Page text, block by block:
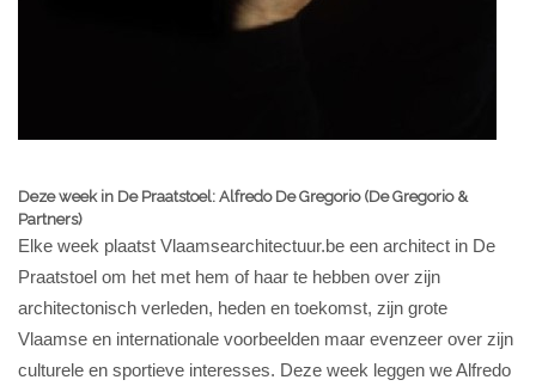
Deze week in De Praatstoel: Alfredo De Gregorio (De Gregorio &
Partners)
Elke week plaatst Vlaamsearchitectuur.be een architect in De
Praatstoel om het met hem of haar te hebben over zijn
architectonisch verleden, heden en toekomst, zijn grote
Vlaamse en internationale voorbeelden maar evenzeer over zijn
culturele en sportieve interesses. Deze week leggen we Alfredo